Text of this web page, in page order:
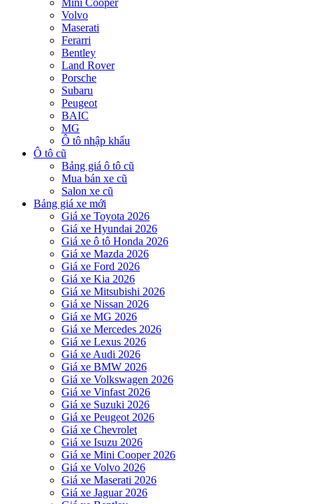
Mini Cooper
Volvo
Maserati
Ferarri
Bentley
Land Rover
Porsche
Subaru
Peugeot
BAIC
MG
Ô tô nhập khẩu
Ô tô cũ
Bảng giá ô tô cũ
Mua bán xe cũ
Salon xe cũ
Bảng giá xe mới
Giá xe Toyota 2026
Giá xe Hyundai 2026
Giá xe ô tô Honda 2026
Giá xe Mazda 2026
Giá xe Ford 2026
Giá xe Kia 2026
Giá xe Mitsubishi 2026
Giá xe Nissan 2026
Giá xe MG 2026
Giá xe Mercedes 2026
Giá xe Lexus 2026
Giá xe Audi 2026
Giá xe BMW 2026
Giá xe Volkswagen 2026
Giá xe Vinfast 2026
Giá xe Suzuki 2026
Giá xe Peugeot 2026
Giá xe Chevrolet
Giá xe Isuzu 2026
Giá xe Mini Cooper 2026
Giá xe Volvo 2026
Giá xe Maserati 2026
Giá xe Jaguar 2026